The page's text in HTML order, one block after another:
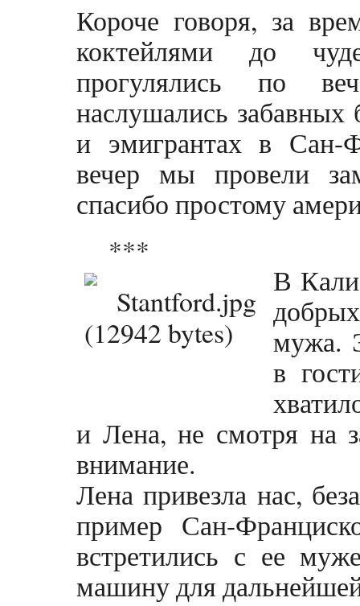
Короче говоря, за
коктейлями до
прогулялись по
наслушались
и эмигрантах в Сан-
вечер мы провели
спасибо простому
***
В
мужа.
в
и Лена, не смотря на
внимание.
Лена привезла нас,
пример Сан-
встретились с ее
машину для